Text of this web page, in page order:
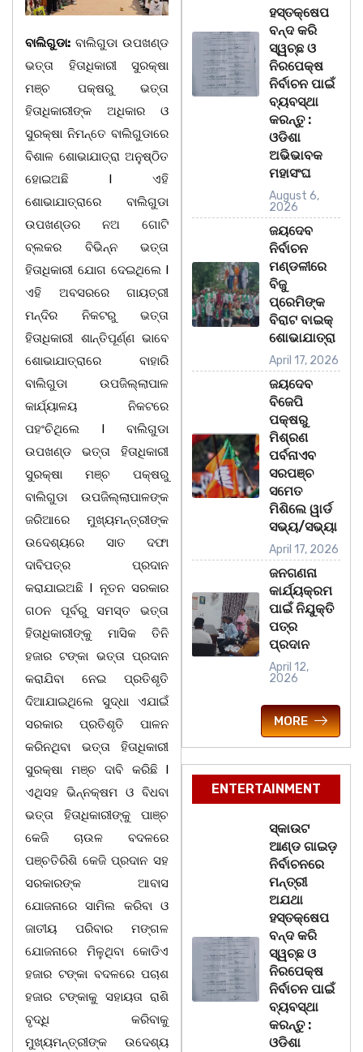
ବାଲିଗୁଡା: ବାଲିଗୁଡା ଉପଖଣ୍ଡ
ଭତ୍ତା ହିତାଧିକାରୀ ସୁରକ୍ଷା
ମଞ୍ଚ ପକ୍ଷରୁ ଭତ୍ତା
ହିତାଧିକାରୀଙ୍କ ଅଧିକାର ଓ
ସୁରକ୍ଷା ନିମନ୍ତେ ବାଲିଗୁଡାରେ
ବିଶାଳ ଶୋଭାଯାତ୍ରା ଅନୁଷ୍ଠିତ
ହୋଇଅଛି l ଏହି
ଶୋଭାଯାତ୍ରାରେ ବାଲିଗୁଡା
ଉପଖଣ୍ଡର ନଅ ଗୋଟି
ବ୍ଲକର ବିଭିନ୍ନ ଭତ୍ତା
ହିତାଧିକାରୀ ଯୋଗ ଦେଇଥିଲେ l
ଏହି ଅବସରରେ ଗାୟତ୍ରୀ
ମନ୍ଦିର ନିକଟରୁ ଭତ୍ତା
ହିତାଧିକାରୀ ଶାନ୍ତିପୂର୍ଣ୍ଣ ଭାବେ
ଶୋଭାଯାତ୍ରାରେ ବାହାରି
ବାଲିଗୁଡା ଉପଜିଲ୍ଲାପାଳ
କାର୍ଯ୍ୟାଳୟ ନିକଟରେ
ପହଂଚିଥିଲେ l ବାଲିଗୁଡା
ଉପଖଣ୍ଡ ଭତ୍ତା ହିତାଧିକାରୀ
ସୁରକ୍ଷା ମଞ୍ଚ ପକ୍ଷରୁ
ବାଲିଗୁଡା ଉପଜିଲ୍ଲାପାଳଙ୍କ
ଜରିଆରେ ମୁଖ୍ୟମନ୍ତ୍ରୀଙ୍କ
ଉଦେଶ୍ୟରେ ସାତ ଦଫା
ଦାବିପତ୍ର ପ୍ରଦାନ
କରାଯାଇଅଛି l ନୂତନ ସରକାର
ଗଠନ ପୂର୍ବରୁ ସମସ୍ତ ଭତ୍ତା
ହିତାଧିକାରୀଙ୍କୁ ମାସିକ ତିନି
ହଜାର ଟଙ୍କା ଭତ୍ତା ପ୍ରଦାନ
କରାଯିବା ନେଇ ପ୍ରତିଶୃତି
ଦିଆଯାଇଥିଲେ ସୁଦ୍ଧା ଏଯାଇଁ
ସରକାର ପ୍ରତିଶୃତି ପାଳନ
କରିନଥିବା ଭତ୍ତା ହିତାଧିକାରୀ
ସୁରକ୍ଷା ମଞ୍ଚ ଦାବି କରିଛି l
ଏଥିସହ ଭିନ୍ନକ୍ଷମ ଓ ବିଧବା
ଭତ୍ତା ହିତାଧିକାରୀଙ୍କୁ ପାଞ୍ଚ
କେଜି ଚାଉଳ ବଦଳରେ
ପଞ୍ଚତିରିଶି କେଜି ପ୍ରଦାନ ସହ
ସରକାରଙ୍କ ଆବାସ
ଯୋଜନାରେ ସାମିଲ କରିବା ଓ
ଜାତୀୟ ପରିବାର ମଙ୍ଗଳ
ଯୋଜନାରେ ମିଳୁଥିବା କୋଡିଏ
ହଜାର ଟଙ୍କା ବଦଳରେ ପଚାଶ
ହଜାର ଟଙ୍କାକୁ ସହାୟତା ରାଶି
ବୃଦ୍ଧି କରିବାକୁ
ମୁଖ୍ୟମନ୍ତ୍ରୀଙ୍କ ଉଦେଶ୍ୟ
ହସ୍ତକ୍ଷେପ
ବନ୍ଦ କରି
ସ୍ୱଚ୍ଛ ଓ
ନିରପେକ୍ଷ
ନିର୍ବାଚନ ପାଇଁ
ବ୍ୟବସ୍ଥା
କରନ୍ତୁ :
ଓଡିଶା
ଅଭିଭାବକ
ମହାସଂଘ
August 6,
2026
ଜୟଦେବ
ନିର୍ବାଚନ
ମଣ୍ଡଳୀରେ
ବିଜୁ
ପ୍ରେମିଙ୍କ
ବିରାଟ ବାଇକ୍
ଶୋଭାଯାତ୍ରା
April 17, 2026
ଜୟଦେବ
ବିଜେପି
ପକ୍ଷରୁ
ମିଶ୍ରଣ
ପର୍ବନାଏବ
ସରପଞ୍ଚ
ସମେତ
ମିଶିଲେ ୱାର୍ଡ
ସଭ୍ୟ/ସଭ୍ୟା
April 17, 2026
ଜନଗଣନା
କାର୍ଯ୍ୟକ୍ରମ
ପାଇଁ ନିଯୁକ୍ତି
ପତ୍ର
ପ୍ରଦାନ
April 12,
2026
MORE
ENTERTAINMENT
ସ୍କାଉଟ
ଆଣ୍ଡ ଗାଇଡ଼
ନିର୍ବାଚନରେ
ମନ୍ତ୍ରୀ
ଅଯଥା
ହସ୍ତକ୍ଷେପ
ବନ୍ଦ କରି
ସ୍ୱଚ୍ଛ ଓ
ନିରପେକ୍ଷ
ନିର୍ବାଚନ ପାଇଁ
ବ୍ୟବସ୍ଥା
କରନ୍ତୁ :
ଓଡିଶା